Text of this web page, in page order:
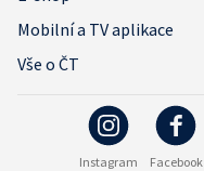
Mobilní a TV aplikace
Vše o ČT
Instagram Facebook